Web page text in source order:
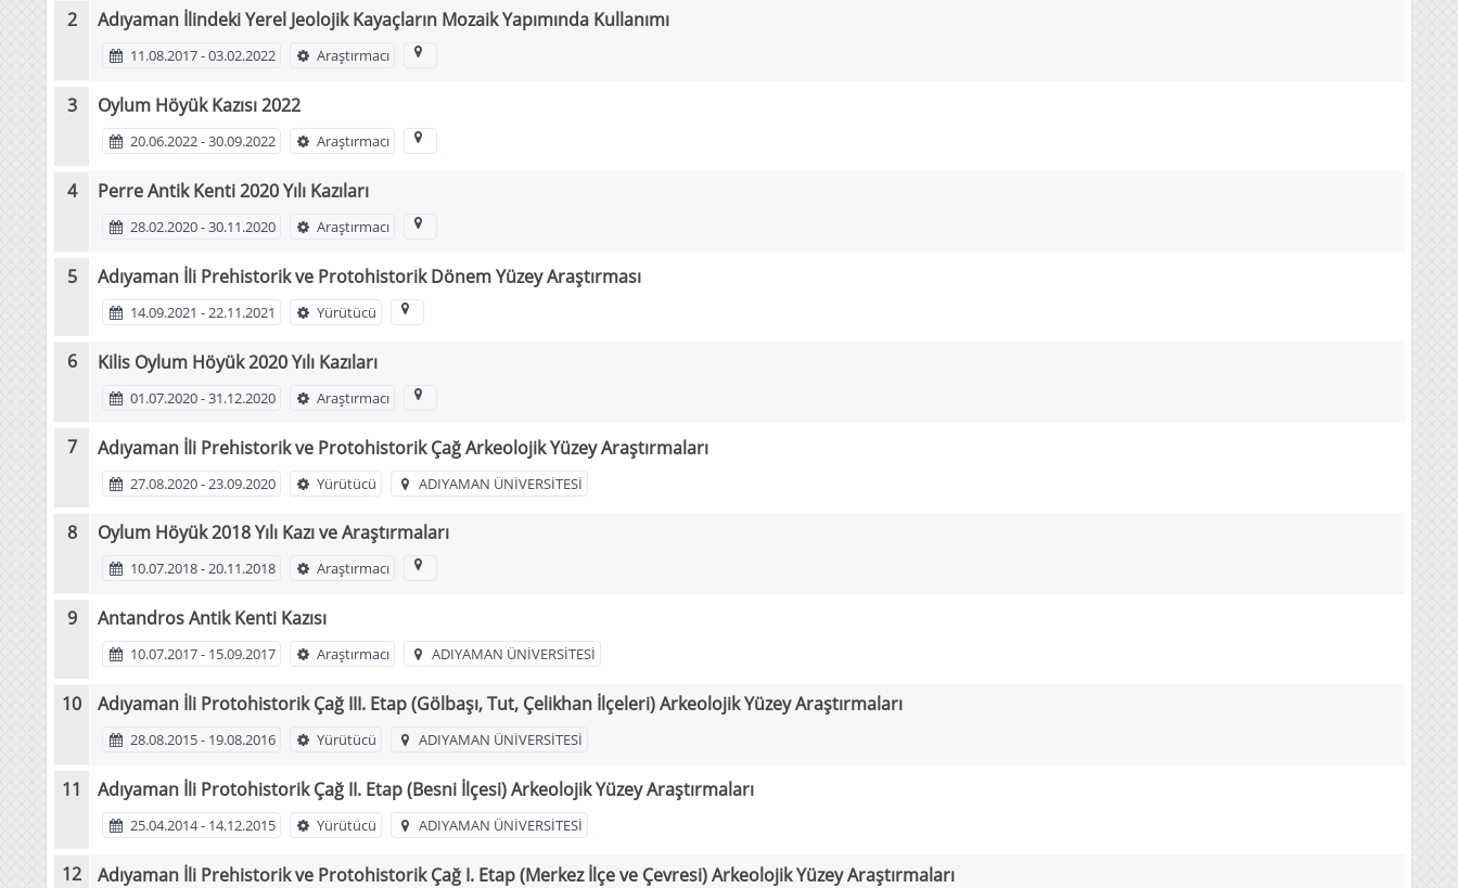
Adıyaman İlindeki Yerel Jeolojik Kayaçların Mozaik Yapımında Kullanımı
11.08.2017 - 03.02.2022 Araştırmacı
Oylum Höyük Kazısı 2022
20.06.2022 - 30.09.2022 Araştırmacı
Perre Antik Kenti 2020 Yılı Kazıları
28.02.2020 - 30.11.2020 Araştırmacı
Adıyaman İli Prehistorik ve Protohistorik Dönem Yüzey Araştırması
14.09.2021 - 22.11.2021 Yürütücü
Kilis Oylum Höyük 2020 Yılı Kazıları
01.07.2020 - 31.12.2020 Araştırmacı
Adıyaman İli Prehistorik ve Protohistorik Çağ Arkeolojik Yüzey Araştırmaları
27.08.2020 - 23.09.2020 Yürütücü ADIYAMAN ÜNİVERSİTESİ
Oylum Höyük 2018 Yılı Kazı ve Araştırmaları
10.07.2018 - 20.11.2018 Araştırmacı
Antandros Antik Kenti Kazısı
10.07.2017 - 15.09.2017 Araştırmacı ADIYAMAN ÜNİVERSİTESİ
Adıyaman İli Protohistorik Çağ III. Etap (Gölbaşı, Tut, Çelikhan İlçeleri) Arkeolojik Yüzey Araştırmaları
28.08.2015 - 19.08.2016 Yürütücü ADIYAMAN ÜNİVERSİTESİ
Adıyaman İli Protohistorik Çağ II. Etap (Besni İlçesi) Arkeolojik Yüzey Araştırmaları
25.04.2014 - 14.12.2015 Yürütücü ADIYAMAN ÜNİVERSİTESİ
Adıyaman İli Prehistorik ve Protohistorik Çağ I. Etap (Merkez İlçe ve Çevresi) Arkeolojik Yüzey Araştırmaları